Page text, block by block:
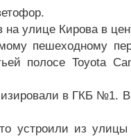
улице Кирова в
пешеходному
полосе Toyota
в ГКБ №1.
устроили из